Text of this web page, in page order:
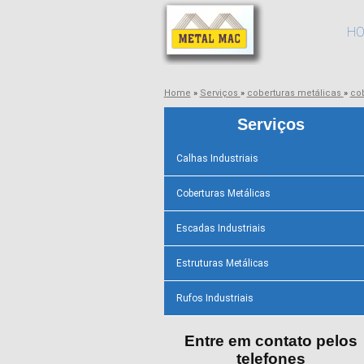
Home » Serviços » coberturas metálicas »
Serviços
Calhas Industriais
Coberturas Metálicas
Escadas Industriais
Estruturas Metálicas
Rufos Industriais
Entre em contato pelos
telefones